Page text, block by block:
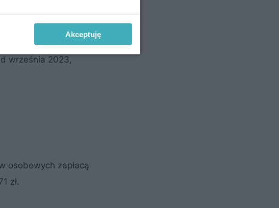
września 2023,
osobowych zapłacą
zł.
Akceptuję